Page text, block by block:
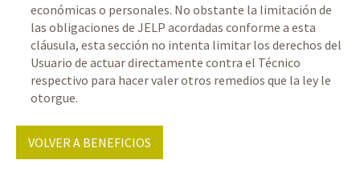
económicas o personales. No obstante la limitación de
las obligaciones de JELP acordadas conforme a esta
cláusula, esta sección no intenta limitar los derechos del
Usuario de actuar directamente contra el Técnico
respectivo para hacer valer otros remedios que la ley le
otorgue.
VOLVER A BENEFICIOS